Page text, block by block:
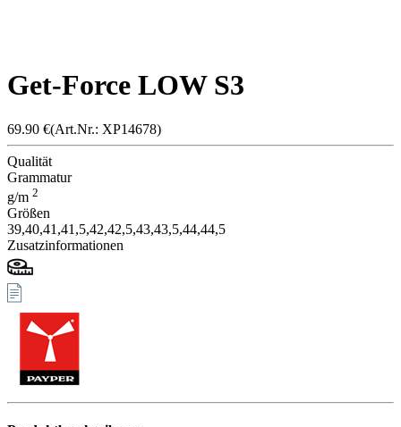
Get-Force LOW S3
69.90 €(Art.Nr.: XP14678)
Qualität
Grammatur
g/m 2
Größen
39,40,41,41,5,42,42,5,43,43,5,44,44,5
Zusatzinformationen